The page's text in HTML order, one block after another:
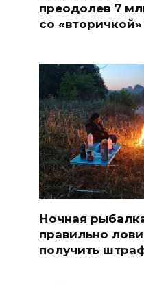
преодолев 7
со
Ночная
правильно
получить